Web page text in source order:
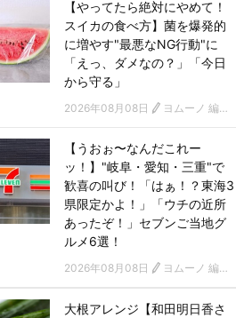
【やってたら絶対にやめて！
スイカの食べ方】菌を爆発的
に増やす"最悪なNG行動"に
「えっ、ダメなの？」「今日
から守る」
2026年08月08日 ヨムーノ 編集部
【うおぉ〜なんだこれー
ッ！】"岐阜・愛知・三重"で
歓喜の叫び！「はぁ！？東海3
県限定かよ！」「ウチの近所
あったぞ！」セブンご当地グ
ルメ6選！
2026年08月08日 ヨムーノ 編集部
大根アレンジ【和田明日香さ